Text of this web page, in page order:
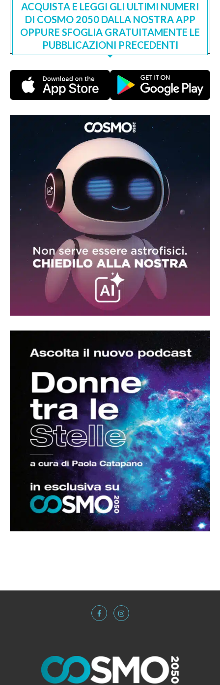
ACQUISTA E LEGGI GLI ULTIMI NUMERI
DI COSMO 2050 DALLA NOSTRA APP
OPPURE SFOGLIA GRATUITAMENTE LE
PUBBLICAZIONI PRECEDENTI